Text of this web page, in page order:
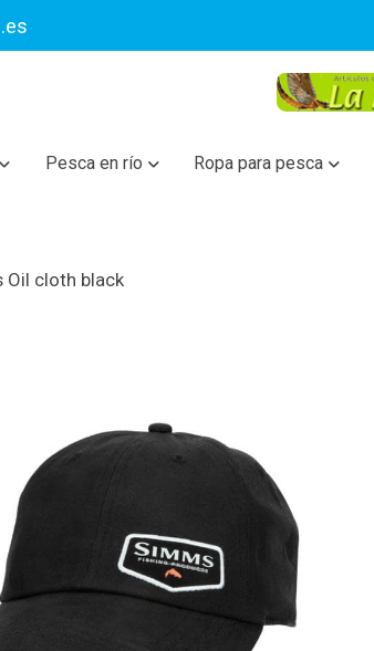
Pesca en río Ropa para pesca
Oil cloth black